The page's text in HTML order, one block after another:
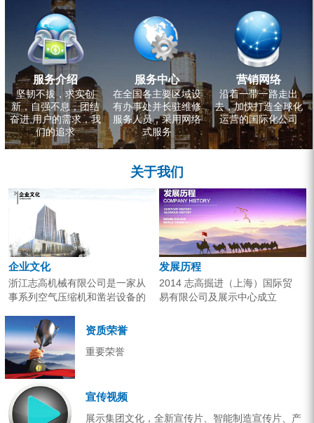
服务介绍
坚韧不拔，求实创
新，自强不息，团结
奋进,用户的需求，我
们的追求
服务中心
在全国各主要区域设
有办事处并长驻维修
服务人员，采用网络
式服务
营销网络
沿着一带一路走出
去，加快打造全球化
运营的国际化公司
关于我们
企业文化
浙江志高机械有限公司是一家从
事系列空气压缩机和凿岩设备的
的专业机构。产品广泛应用于工
业气源、各类矿山开采和工程项
目建设。企业以技术开发为核
心，...
发展历程
2014 志高掘进（上海）国际贸
易有限公司及展示中心成立
资质荣誉
重要荣誉
宣传视频
展示集团文化，全新宣传片、智能制造宣传片、产